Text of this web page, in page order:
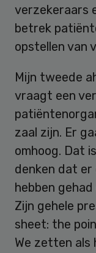
verzekeraars
betrek
opstellen van
Mijn tweede
vraagt een
zaal zijn. Er
omhoog. Dat
denken dat er
hebben
Zijn gehele
sheet: the
We zetten als